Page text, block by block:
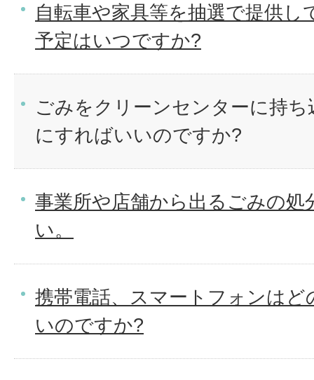
自転車や家具等を抽選で提供
予定はいつですか?
ごみをクリーンセンターに持
にすればいいのですか?
事業所や店舗から出るごみの処
い。
携帯電話、スマートフォンは
いのですか?